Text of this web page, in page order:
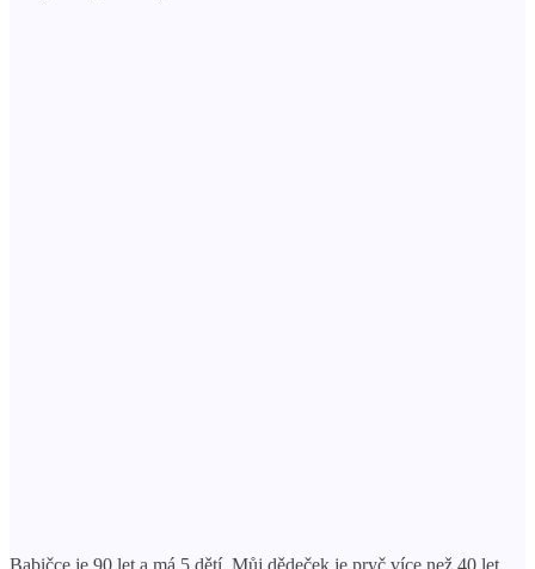
Babičce je 90 let a má 5 dětí. Můj dědeček je pryč více než 40 let.